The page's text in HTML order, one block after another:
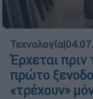
Τεχνολογία|
Έρχεται πριν
πρώτο
«τρέχουν»